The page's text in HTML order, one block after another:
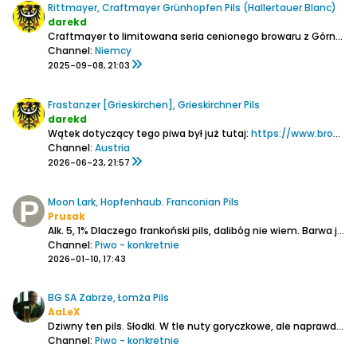
Rittmayer, Craftmayer Grünhopfen Pils (Hallertauer Blanc)
darekd
Craftmayer to limitowana seria cenionego browaru z Górnej Frankonii.
Channel: Niemcy
2025-09-08, 21:03
Frastanzer [Grieskirchen], Grieskirchner Pils
darekd
Wątek dotyczący tego piwa był już tutaj: https://www.browar.biz/forum/piwo/pi...skirchner-pils
Channel: Austria
2026-06-23, 21:57
Moon Lark, Hopfenhaub. Franconian Pils
Prusak
Alk. 5, 1% Dlaczego frankoński pils, dalibóg nie wiem. Barwa jaśniutka, piana obfita, szybko znikająca, dziurawa, słabe ślady na szkle.
Channel: Piwo - konkretnie
2026-01-10, 17:43
BG SA Zabrze, Łomża Pils
AaLeX
Dziwny ten pils. Słodki. W tle nuty goryczkowe, ale naprawdę marginalne. Jako mieszkaniec Niemiec, nie jestem nauczony takich pilsów. Kolejny polski pils z woltażem 6%. Przecież to jest absurd i nie spełnia definicji tego gatunku. Barwa złota. Piana została. Zapach ziołowy, chmielowy. Tylko...
Channel: Piwo - konkretnie